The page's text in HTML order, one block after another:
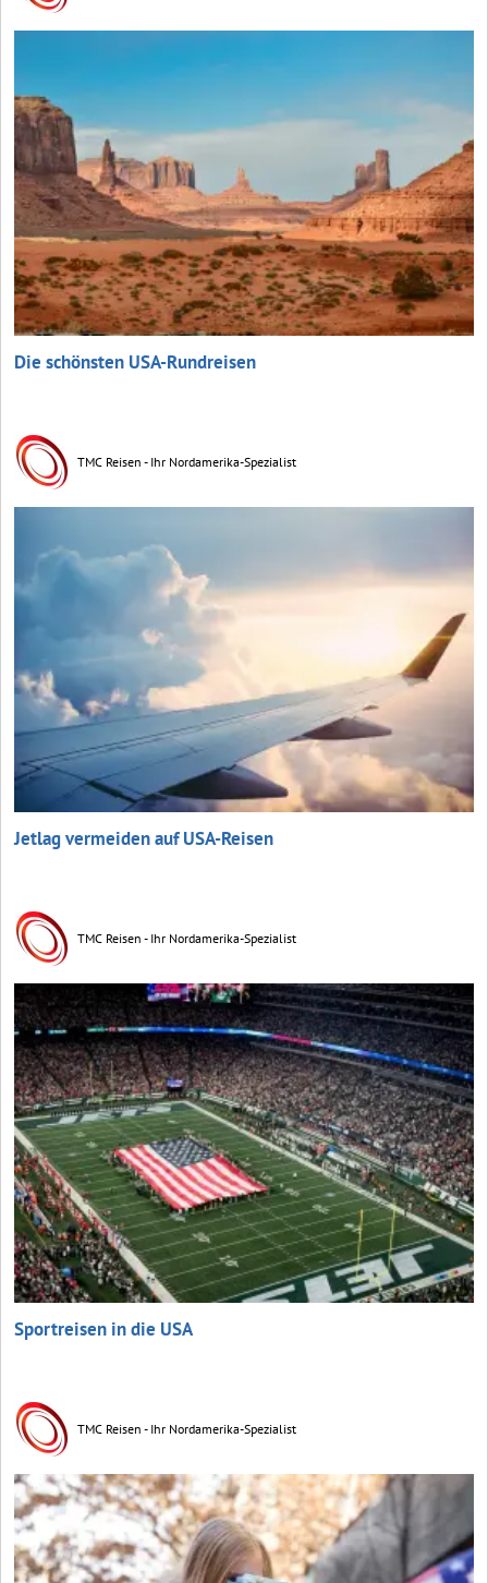
Die schönsten USA-Rundreisen
TMC Reisen - Ihr Nordamerika-Spezialist
Jetlag vermeiden auf USA-Reisen
TMC Reisen - Ihr Nordamerika-Spezialist
Sportreisen in die USA
TMC Reisen - Ihr Nordamerika-Spezialist